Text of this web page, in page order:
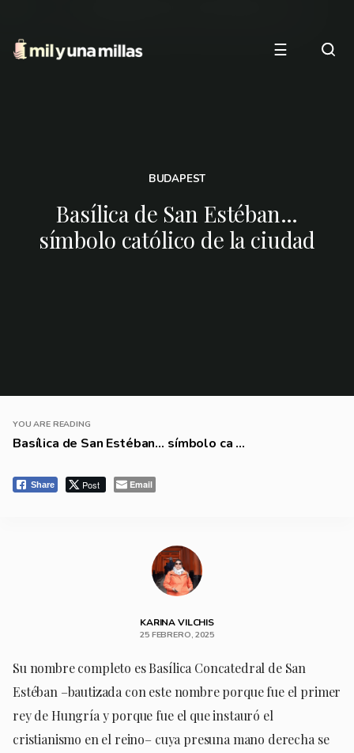
☰
BUDAPEST
Basílica de San Estéban…
símbolo católico de la ciudad
YOU ARE READING
Basílica de San Estéban… símbolo ca ...
Share Post Email
KARINA VILCHIS
25 FEBRERO, 2025
Su nombre completo es Basílica Concatedral de San
Estéban –bautizada con este nombre porque fue el primer
rey de Hungría y porque fue el que instauró el
cristianismo en el reino– cuya presuna mano derecha se